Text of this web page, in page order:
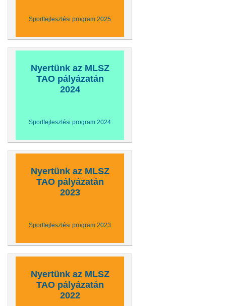
Sportfejlesztési program 2025
Nyertünk az MLSZ
TAO pályázatán
2024
Sportfejlesztési program 2024
Nyertünk az MLSZ
TAO pályázatán
2023
Sportfejlesztési program 2023
Nyertünk az MLSZ
TAO pályázatán
2022